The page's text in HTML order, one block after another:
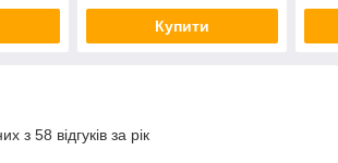
Купити
з 58 відгуків за рік